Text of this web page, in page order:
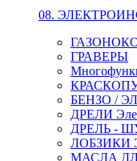
08.
ГРАВЕРЫ
БЕНЗО /
ДРЕЛИ
ДРЕЛЬ -
ЛОБЗИКИ
МАСЛА